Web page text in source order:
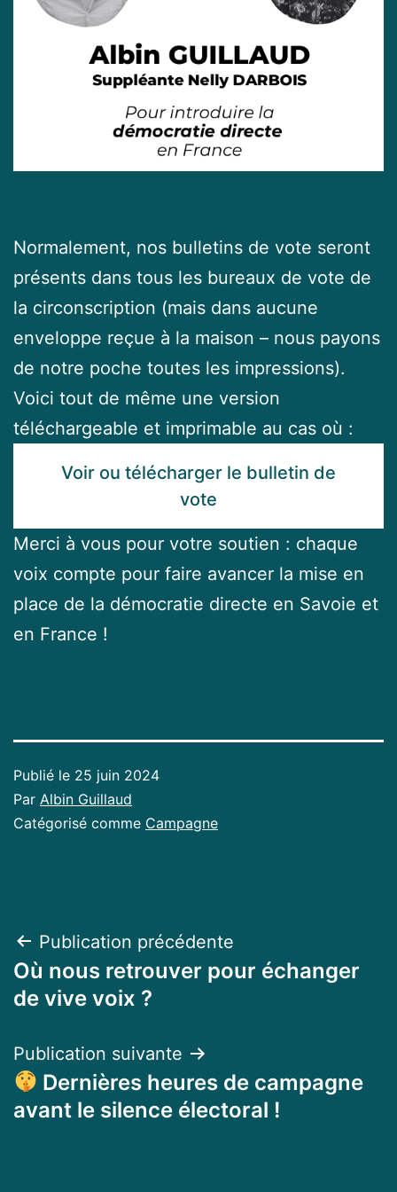
Normalement, nos bulletins de vote seront
présents dans tous les bureaux de vote de
la circonscription (mais dans aucune
enveloppe reçue à la maison – nous payons
de notre poche toutes les impressions).
Voici tout de même une version
téléchargeable et imprimable au cas où :
Voir ou télécharger le bulletin de
vote
Merci à vous pour votre soutien : chaque
voix compte pour faire avancer la mise en
place de la démocratie directe en Savoie et
en France !
Publié le 25 juin 2024
Par Albin Guillaud
Catégorisé comme Campagne
Navigation
de
Publication précédente
Où nous retrouver pour échanger
de vive voix ?
Publication suivante
Dernières heures de campagne
avant le silence électoral !